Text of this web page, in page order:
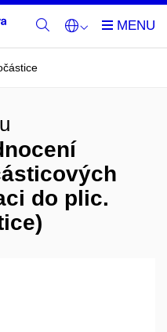
do plic.